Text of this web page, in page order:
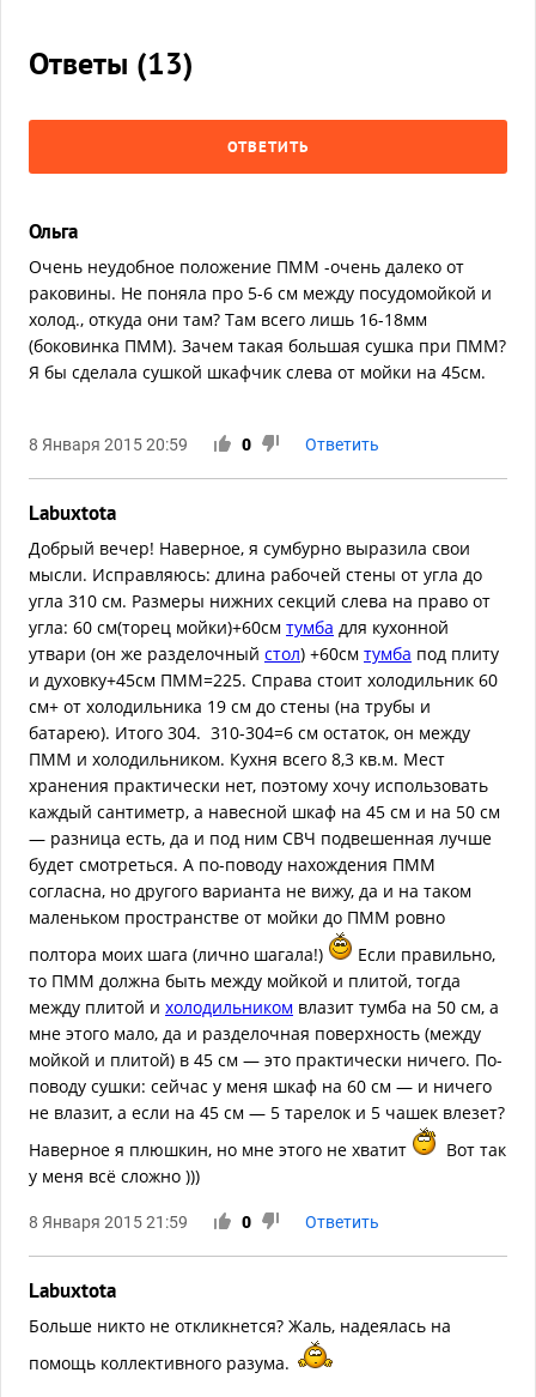
Ответы (13)
ОТВЕТИТЬ
Ольга
Очень неудобное положение ПММ -очень далеко от
раковины. Не поняла про 5-6 см между посудомойкой и
холод., откуда они там? Там всего лишь 16-18мм
(боковинка ПММ). Зачем такая большая сушка при ПММ?
Я бы сделала сушкой шкафчик слева от мойки на 45см.
8 Января 2015 20:59 0 Ответить
Labuxtota
Добрый вечер! Наверное, я сумбурно выразила свои
мысли. Исправляюсь: длина рабочей стены от угла до
угла 310 см. Размеры нижних секций слева на право от
угла: 60 см(торец мойки)+60см тумба для кухонной
утвари (он же разделочный стол) +60см тумба под плиту
и духовку+45см ПММ=225. Справа стоит холодильник 60
см+ от холодильника 19 см до стены (на трубы и
батарею). Итого 304. 310-304=6 см остаток, он между
ПММ и холодильником. Кухня всего 8,3 кв.м. Мест
хранения практически нет, поэтому хочу использовать
каждый сантиметр, а навесной шкаф на 45 см и на 50 см
— разница есть, да и под ним СВЧ подвешенная лучше
будет смотреться. А по-поводу нахождения ПММ
согласна, но другого варианта не вижу, да и на таком
маленьком пространстве от мойки до ПММ ровно
полтора моих шага (лично шагала!)
Если правильно,
то ПММ должна быть между мойкой и плитой, тогда
между плитой и холодильником влазит тумба на 50 см, а
мне этого мало, да и разделочная поверхность (между
мойкой и плитой) в 45 см — это практически ничего. По-
поводу сушки: сейчас у меня шкаф на 60 см — и ничего
не влазит, а если на 45 см — 5 тарелок и 5 чашек влезет?
Наверное я плюшкин, но мне этого не хватит
Вот так
у меня всё сложно )))
8 Января 2015 21:59 0 Ответить
Labuxtota
Больше никто не откликнется? Жаль, надеялась на
помощь коллективного разума.